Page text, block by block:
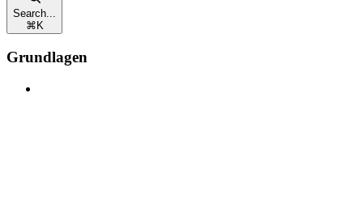
Search...
⌘K
Grundlagen